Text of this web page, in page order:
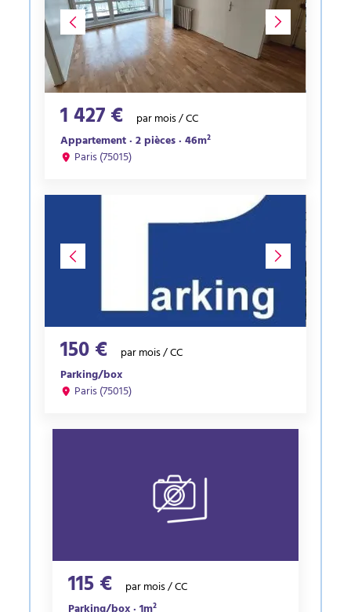
1 427 €
par mois / CC
Appartement · 2 pièces · 46m²
Paris (75015)
150 €
par mois / CC
Parking/box
Paris (75015)
115 €
par mois / CC